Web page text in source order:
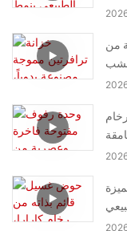
سم
من